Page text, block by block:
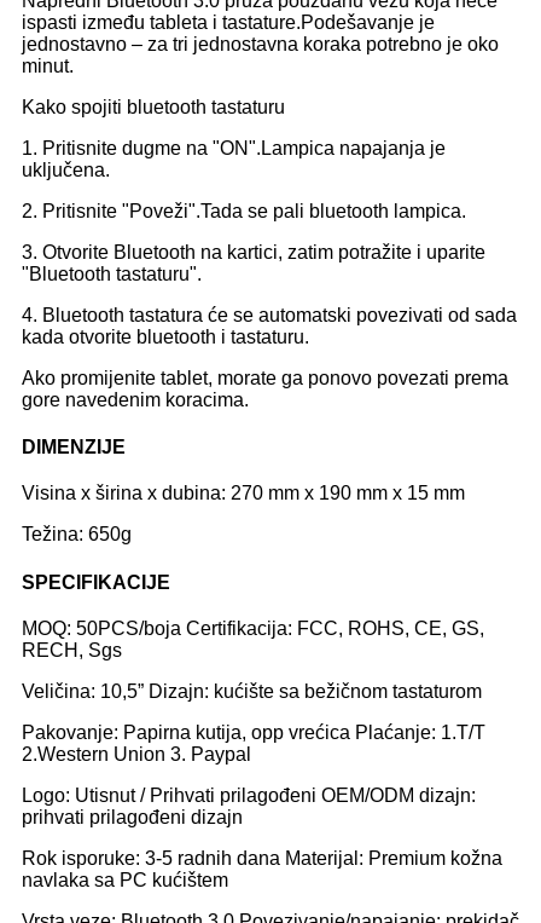
ispasti između tableta i tastature.Podešavanje je
jednostavno – za tri jednostavna koraka potrebno je oko
minut.
Kako spojiti bluetooth tastaturu
1. Pritisnite dugme na "ON".Lampica napajanja je
uključena.
2. Pritisnite "Poveži".Tada se pali bluetooth lampica.
3. Otvorite Bluetooth na kartici, zatim potražite i uparite
"Bluetooth tastaturu".
4. Bluetooth tastatura će se automatski povezivati ​​od sada
kada otvorite bluetooth i tastaturu.
Ako promijenite tablet, morate ga ponovo povezati prema
gore navedenim koracima.
DIMENZIJE
Visina x širina x dubina: 270 mm x 190 mm x 15 mm
Težina: 650g
SPECIFIKACIJE
MOQ: 50PCS/boja Certifikacija: FCC, ROHS, CE, GS,
RECH, Sgs
Veličina: 10,5” Dizajn: kućište sa bežičnom tastaturom
Pakovanje: Papirna kutija, opp vrećica Plaćanje: 1.T/T
2.Western Union 3. Paypal
Logo: Utisnut / Prihvati prilagođeni OEM/ODM dizajn:
prihvati prilagođeni dizajn
Rok isporuke: 3-5 radnih dana Materijal: Premium kožna
navlaka sa PC kućištem